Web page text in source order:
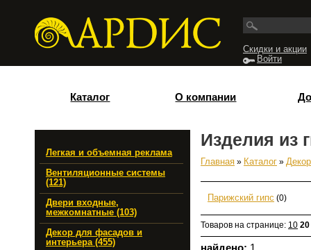
Скидки и акции
Войти
Каталог О компании
Легкая и объемная реклама
Вентиляционные системы
(121)
Двери входные,
межкомнатные (103)
Декор для фасадов и
интерьера (455)
Изделия из
Вы здесь
Главная » Каталог »
Парижский гипс (0)
Товаров на странице: 10 20
найдено: 1